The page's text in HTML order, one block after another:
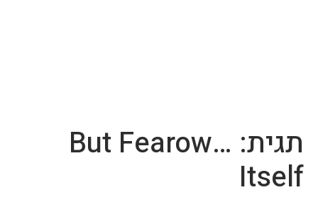
תגית:
…But Fearow
Itself